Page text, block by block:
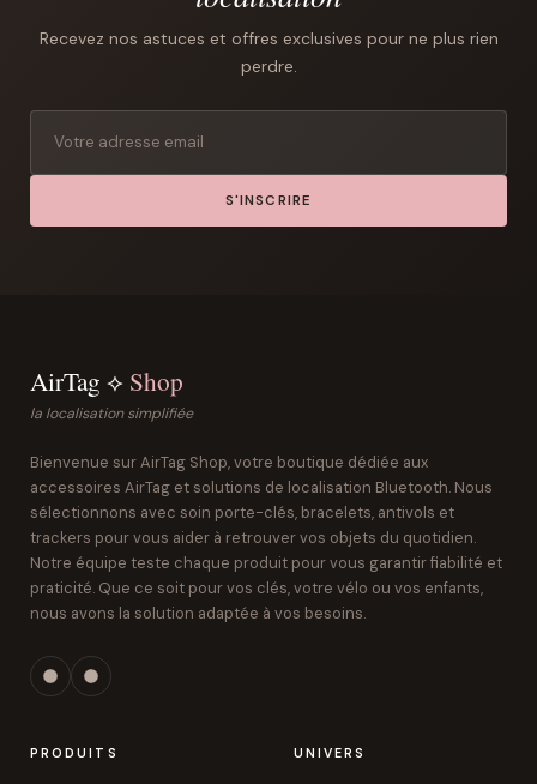
Recevez nos astuces et offres exclusives pour ne plus rien
perdre.
S'INSCRIRE
AirTag ⟡ Shop
la localisation simplifiée
Bienvenue sur AirTag Shop, votre boutique dédiée aux
accessoires AirTag et solutions de localisation Bluetooth. Nous
sélectionnons avec soin porte-clés, bracelets, antivols et
trackers pour vous aider à retrouver vos objets du quotidien.
Notre équipe teste chaque produit pour vous garantir fiabilité et
praticité. Que ce soit pour vos clés, votre vélo ou vos enfants,
nous avons la solution adaptée à vos besoins.
PRODUITS UNIVERS